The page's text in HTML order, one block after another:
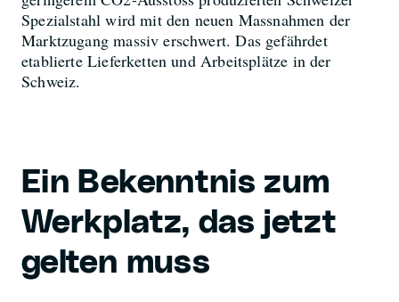
Spezialstahl wird mit den neuen Massnahmen der
Marktzugang massiv erschwert. Das gefährdet
etablierte Lieferketten und Arbeitsplätze in der
Schweiz.
Ein Bekenntnis zum
Werkplatz, das jetzt
gelten muss